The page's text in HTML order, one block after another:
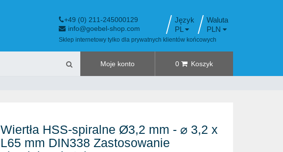
Język
PL
PLN
+49 (0) 211-245000129
info@goebel-shop.com
Sklep internetowy tylko dla prywatnych klientów końcowych
Moje konto 0 Koszyk
Wiertła HSS-spiralne Ø3,2 mm - ⌀ 3,2 x
L65 mm DIN338 Zastosowanie